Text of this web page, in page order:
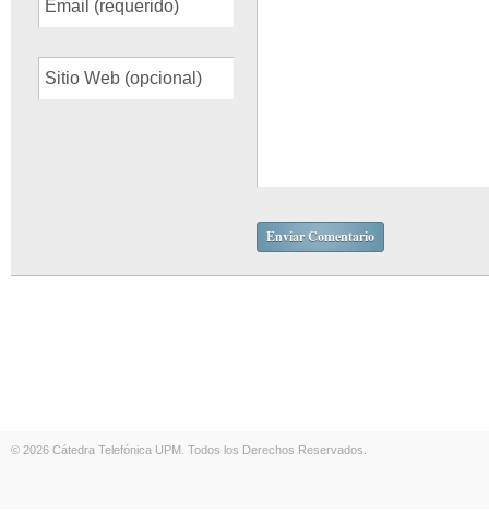
© 2026 Cátedra Telefónica UPM. Todos los Derechos Reservados.